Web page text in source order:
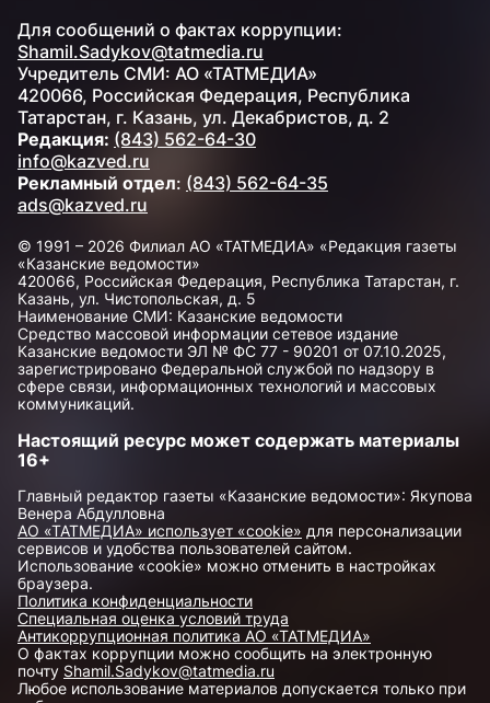
Для сообщений о фактах коррупции:
Shamil.Sadykov@tatmedia.ru
Учредитель СМИ: АО «ТАТМЕДИА»
420066, Российская Федерация, Республика
Татарстан, г. Казань, ул. Декабристов, д. 2
Редакция: (843) 562-64-30
info@kazved.ru
Рекламный отдел: (843) 562-64-35
ads@kazved.ru
© 1991 – 2026 Филиал АО «ТАТМЕДИА» «Редакция газеты
«Казанские ведомости»
420066, Российская Федерация, Республика Татарстан, г.
Казань, ул. Чистопольская, д. 5
Наименование СМИ: Казанские ведомости
Средство массовой информации сетевое издание
Казанские ведомости ЭЛ № ФС 77 - 90201 от 07.10.2025,
зарегистрировано Федеральной службой по надзору в
сфере связи, информационных технологий и массовых
коммуникаций.
Настоящий ресурс может содержать материалы
16+
Главный редактор газеты «Казанские ведомости»: Якупова
Венера Абдулловна
АО «ТАТМЕДИА» использует «cookie» для персонализации
сервисов и удобства пользователей сайтом.
Использование «cookie» можно отменить в настройках
браузера.
Политика конфиденциальности
Специальная оценка условий труда
Антикоррупционная политика АО «ТАТМЕДИА»
О фактах коррупции можно сообщить на электронную
почту Shamil.Sadykov@tatmedia.ru
Любое использование материалов допускается только при